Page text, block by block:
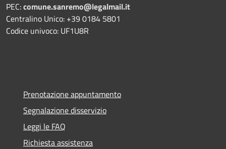
PEC:comune.sanremo@legalmail.it
Centralino Unico: +39 0184 5801
Codice univoco: UF1U8R
Prenotazione appuntamento
Segnalazione disservizio
Leggi le FAQ
Richiesta assistenza